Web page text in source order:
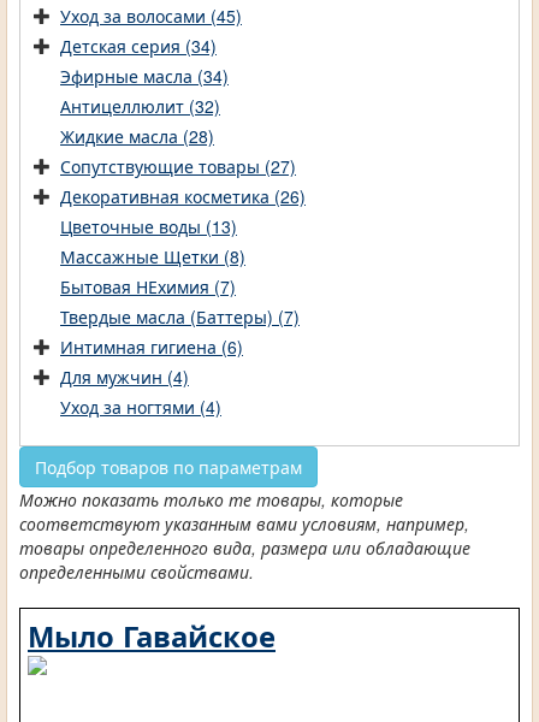
Уход за волосами (45)
Детская серия (34)
Эфирные масла (34)
Антицеллюлит (32)
Жидкие масла (28)
Сопутствующие товары (27)
Декоративная косметика (26)
Цветочные воды (13)
Массажные Щетки (8)
Бытовая НЕхимия (7)
Твердые масла (Баттеры) (7)
Интимная гигиена (6)
Для мужчин (4)
Уход за ногтями (4)
Подбор товаров по параметрам
Можно показать только те товары, которые
соответствуют указанным вами условиям, например,
товары определенного вида, размера или обладающие
определенными свойствами.
Мыло Гавайское